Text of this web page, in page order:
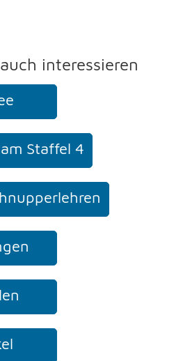
interessieren
Staffel 4